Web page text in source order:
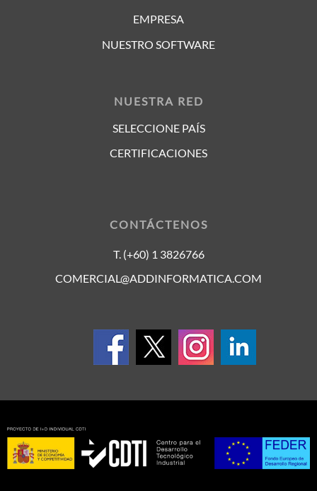
EMPRESA
NUESTRO SOFTWARE
NUESTRA RED
SELECCIONE PAÍS
CERTIFICACIONES
CONTÁCTENOS
T. (+60) 1 3826766
COMERCIAL@ADDINFORMATICA.COM